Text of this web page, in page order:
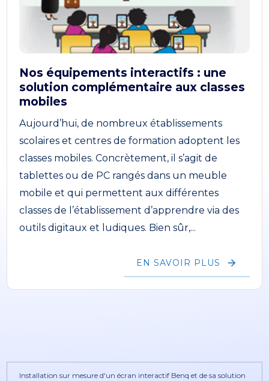
Nos équipements interactifs : une
solution complémentaire aux classes
mobiles
Aujourd’hui, de nombreux établissements
scolaires et centres de formation adoptent les
classes mobiles. Concrètement, il s’agit de
tablettes ou de PC rangés dans un meuble
mobile et qui permettent aux différentes
classes de l’établissement d’apprendre via des
outils digitaux et ludiques. Bien sûr,...
EN SAVOIR PLUS
Installation sur mesure d'un écran interactif Benq et de sa solution